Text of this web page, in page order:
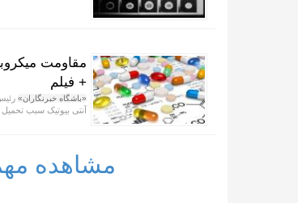
مقاومت
+ فیلم
«باشگاه خبرنگاران»
آنتی بیوتیک سبب
مشاهده